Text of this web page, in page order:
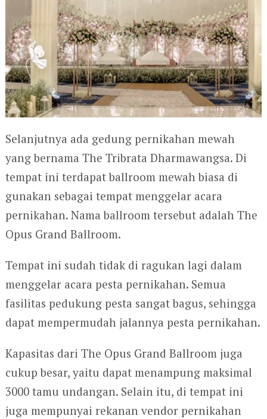
Selanjutnya ada gedung pernikahan mewah
yang bernama The Tribrata Dharmawangsa. Di
tempat ini terdapat ballroom mewah biasa di
gunakan sebagai tempat menggelar acara
pernikahan. Nama ballroom tersebut adalah The
Opus Grand Ballroom.
Tempat ini sudah tidak di ragukan lagi dalam
menggelar acara pesta pernikahan. Semua
fasilitas pedukung pesta sangat bagus, sehingga
dapat mempermudah jalannya pesta pernikahan.
Kapasitas dari The Opus Grand Ballroom juga
cukup besar, yaitu dapat menampung maksimal
3000 tamu undangan. Selain itu, di tempat ini
juga mempunyai rekanan vendor pernikahan